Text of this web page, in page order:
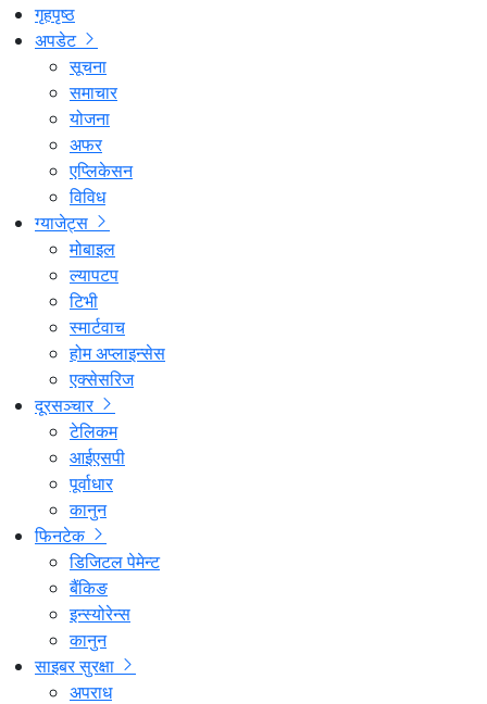
गृहपृष्ठ
अपडेट
सूचना
समाचार
योजना
अफर
एप्लिकेसन
विविध
ग्याजेट्स
मोबाइल
ल्यापटप
टिभी
स्मार्टवाच
होम अप्लाइन्सेस
एक्सेसरिज
दूरसञ्चार
टेलिकम
आईएसपी
पूर्वाधार
कानुन
फिनटेक
डिजिटल पेमेन्ट
बैंकिङ
इन्स्योरेन्स
कानुन
साइबर सुरक्षा
अपराध